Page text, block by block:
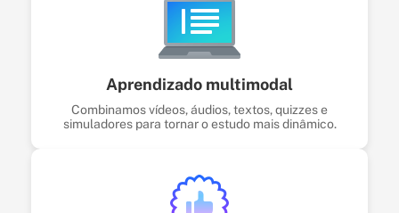
Aprendizado multimodal
Combinamos vídeos, áudios, textos, quizzes e
simuladores para tornar o estudo mais dinâmico.